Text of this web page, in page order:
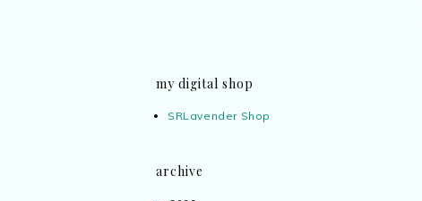
my digital shop
SRLavender Shop
archive